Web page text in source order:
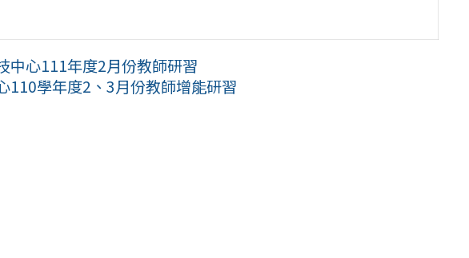
中心111年度2月份教師研習
110學年度2、3月份教師增能研習